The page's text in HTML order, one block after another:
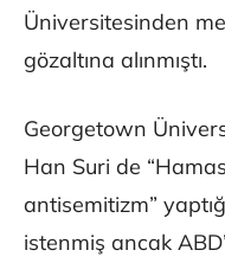
Üniversitesinden
gözaltına alınmıştı.
Georgetown
Han Suri de
antisemitizm”
istenmiş ancak